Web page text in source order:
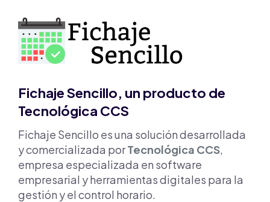
Fichaje Sencillo, un producto de
Tecnológica CCS
Fichaje Sencillo es una solución desarrollada
y comercializada porTecnológica CCS,
empresa especializada en software
empresarial y herramientas digitales para la
gestión y el control horario.